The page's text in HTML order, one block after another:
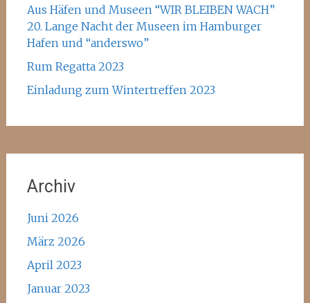
Aus Häfen und Museen “WIR BLEIBEN WACH”
20. Lange Nacht der Museen im Hamburger
Hafen und “anderswo”
Rum Regatta 2023
Einladung zum Wintertreffen 2023
Archiv
Juni 2026
März 2026
April 2023
Januar 2023